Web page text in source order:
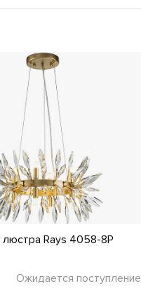
Rays 4058-8P
Ожидается поступление